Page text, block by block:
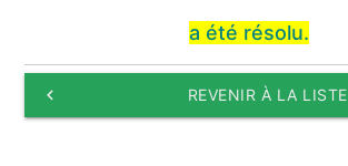
a été résolu.
keyboard_arrow_left REVENIR À LA LISTE